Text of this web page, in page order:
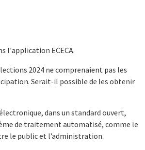
l'application ECECA.
2024 ne comprenaient pas les
Serait-il possible de les obtenir
dans un standard ouvert,
de traitement automatisé, comme le
le public et l’administration.